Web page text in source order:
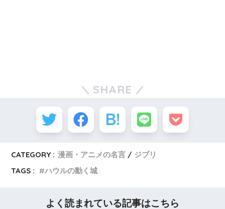
SHARE
CATEGORY : 漫画・アニメの名言
ジブリ
TAGS :
ハウルの動く城
よく読まれている記事はこちら